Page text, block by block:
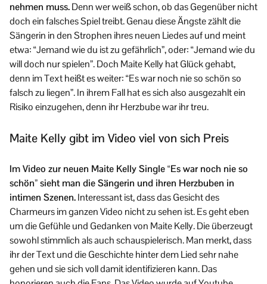
nehmen muss.Denn wer weiß schon, ob das Gegenüber nicht
doch ein falsches Spiel treibt. Genau diese Ängste zählt die
Sängerin in den Strophen ihres neuen Liedes auf und meint
etwa: “Jemand wie du ist zu gefährlich”, oder: “Jemand wie du
will doch nur spielen”. Doch Maite Kelly hat Glück gehabt,
denn im Text heißt es weiter: “Es war noch nie so schön so
falsch zu liegen”. In ihrem Fall hat es sich also ausgezahlt ein
Risiko einzugehen, denn ihr Herzbube war ihr treu.
Maite Kelly gibt im Video viel von sich Preis
Im Video zur neuen Maite Kelly Single “Es war noch nie so
schön” sieht man die Sängerin und ihren Herzbuben in
intimen Szenen.Interessant ist, dass das Gesicht des
Charmeurs im ganzen Video nicht zu sehen ist. Es geht eben
um die Gefühle und Gedanken von Maite Kelly. Die überzeugt
sowohl stimmlich als auch schauspielerisch. Man merkt, dass
ihr der Text und die Geschichte hinter dem Lied sehr nahe
gehen und sie sich voll damit identifizieren kann. Das